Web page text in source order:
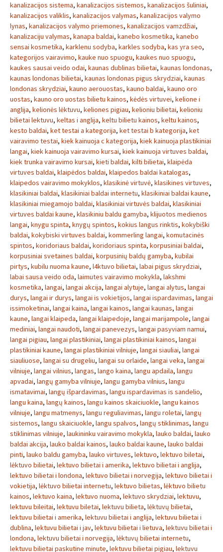
kanalizacijos sistema, kanalizacijos sistemos, kanalizacijos šuliniai,
kanalizacijos valiklis, kanalizacijos valymas, kanalizacijos valymo
lynas, kanalizacijos valymo priemones, kanalizacijos vamzdžiai,
kanalizaciju valymas, kanapa baldai, kanebo kosmetika, kanebo
sensai kosmetika, karklenu sodyba, karkles sodyba, kas yra seo,
kategorijos vairavimo, kauke nuo spuogu, kaukes nuo spuogu,
kaukes sausai veido odai, kaunas dublinas bilietai, kaunas londonas,
kaunas londonas bilietai, kaunas londonas pigus skrydziai, kaunas
londonas skrydziai, kauno aerouostas, kauno baldai, kauno oro
uostas, kauno oro uostas bilietu kainos, kėdės virtuvei, kelione i
anglija, kelionės lėktuvu, keliones pigiau, kelioniu bilietai, kelioniu
bilietai lektuvu, keltas i anglija, keltu bilietu kainos, keltu kainos,
kesto baldai, ket testai a kategorija, ket testai b kategorija, ket
vairavimo testai, kiek kainuoja c kategorija, kiek kainuoja plastikiniai
langai, kiek kainuoja vairavimo kursai, kiek kainuoja virtuves baldai,
kiek trunka vairavimo kursai, kieti baldai, kilti bilietai, klaipėda
virtuves baldai, klaipėdos baldai, klaipedos baldai katalogas,
klaipedos vairavimo mokyklos, klasikinė virtuvė, klasikines virtuves,
klasikiniai baldai, klasikiniai baldai internetu, klasikiniai baldai kaune,
klasikiniai miegamojo baldai, klasikiniai virtuvės baldai, klasikiniai
virtuves baldai kaune, klasikiniu baldu gamyba, klijuotos medienos
langai, knygu spinta, knygų spintos, kokius langus rinktis, kokybiški
baldai, kokybiski virtuves baldai, kommerling langai, komutacinės
spintos, koridoriaus baldai, koridoriaus spinta, korpusiniai baldai,
korpusiniai svetaines baldai, korpusinių baldų gamyba, kubilai
pirtys, kubilu nuoma kaune, l4ktuvo bilietai, labai pigus skrydziai,
labai sausa veido oda, laimutes vairavimo mokykla, lakshmi
kosmetika, langai, langai akcija, langai alytuje, langai alytus, langai
durys, langai ir durys, langai is vokietijos, langai ispardavimas, langai
issimoketinai, langai kaina, langai kainos, langai kaunas, langai
kaune, langai klaipeda, langai klaipedoje, langai marijampole, langai
mediniai, langai naudoti, langai panevezys, langai pasyviam namui,
langai pigiau, langai plastikiniai, langai plastikiniai kainos, langai
plastikiniai kaune, langai plastikiniai vilniuje, langai siauliai, langai
siauliuose, langai su drugeliu, langai su orlaide, langai veka, langai
vilniuje, langai vilnius, langas, lango kaina, langu apdaila, langu
apvadai, langų gamyba vilniuje, langu gamyba vilnius, langu
ismatavimai, langų išpardavimas, langu ispardavimas is sandelio,
langu kaina, langų kainos, langu kainos skaiciuokle, langu kainos
vilniuje, langu matmenys, langu reguliavimas, langu roletai, langų
sistemos, langu skaiciuokle, langu spalvos, langų stiklinimas, langu
stiklinimas vilniuje, laukininku vairavimo mokykla, lauko baldai, lauko
baldai akcija, lauko baldai kainos, lauko baldai kaune, lauko baldai
pinti, lauko baldu gamyba, lauko virtuves, lektuvo, lektuvo biletai,
lėktuvo bilietai, lektuvo bilietai i amerika, lektuvo bilietai i anglija,
lektuvo bilietai i londona, lektuvo bilietai i norvegija, lektuvo bilietai i
vokietija, lėktuvo bilietai internetu, lektuvo bilietas, lėktuvo bilietu
kainos, lektuvo kaina, lektuvo nuoma, lektuvo skrydziai, lektuvu,
lektuvu bileitai, lektuvu biletai, lektuvu bilieta, lėktuvų bilietai,
lektuvu bilietai i amerika, lektuvu bilietai i anglija, lektuvu bilietai i
dublina, lektuvu bilietai i jav, lektuvu bilietai i lietuva, lektuvu bilietai i
londona, lektuvu bilietai i norvegija, lėktuvų bilietai internetu,
lektuvu bilietai paskutine minute, lektuvu bilietai pigiau, lektuvu